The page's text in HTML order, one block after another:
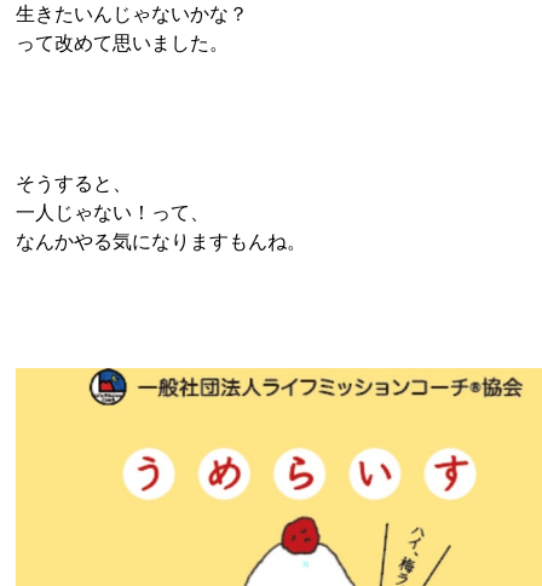
生きたいんじゃないかな？
って改めて思いました。
そうすると、
一人じゃない！って、
なんかやる気になりますもんね。